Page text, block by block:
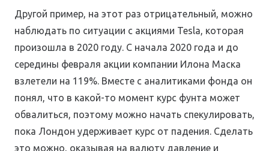
Другой пример, на этот раз отрицательный, можно
наблюдать по ситуации с акциями Tesla, которая
произошла в 2020 году. С начала 2020 года и до
середины февраля акции компании Илона Маска
взлетели на 119%. Вместе с аналитиками фонда он
понял, что в какой-то момент курс фунта может
обвалиться, поэтому можно начать спекулировать,
пока Лондон удерживает курс от падения. Сделать
это можно, оказывая на валюту давление и